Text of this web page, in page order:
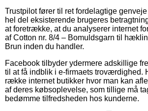
Trustpilot fører til ret fordelagtige
hel del eksisterende brugeres
at foretrække, at du analyserer internet
af Cotton nr. 8/4 – Bomuldsgarn til
Brun inden du handler.
Facebook tilbyder ydermere adskillige
til at få indblik i e-firmaets troværdighed.
række internet butikker hvor man kan
af deres købsoplevelse, som tillige må
bedømme tilfredsheden hos kunderne.